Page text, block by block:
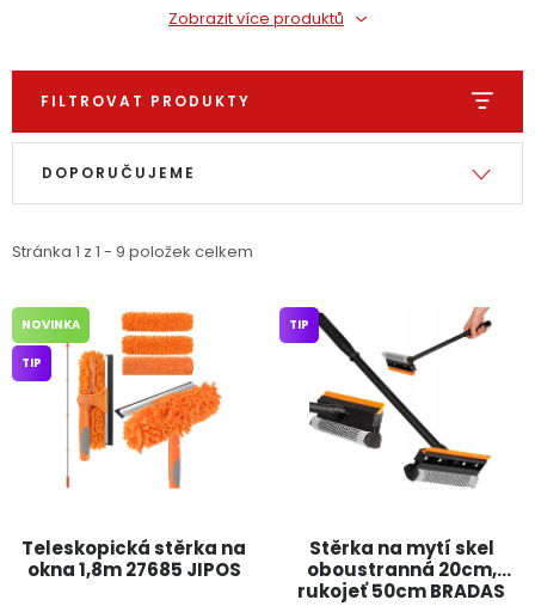
Fotovoltaika
Výprodej
Jaký je aktuální stav mé objednávky?
Velkoobchodní spolupráce (B2B) Prodejna nářadí
Servis nářadí
Doprava a platba Váš zákaznický účet Kontakt
Zobrazit více produktů
FILTROVAT PRODUKTY
Výpis produktů
Stránka 1 z 1 - 9 položek celkem
Řazení produktů
DOPORUČUJEME
Teleskopická stěrka na
okna 1,8m 27685 JIPOS
NOVINKA
TIP
Stěrka na mytí skel
oboustranná 20cm,
rukojeť 50cm BRADAS
TIP